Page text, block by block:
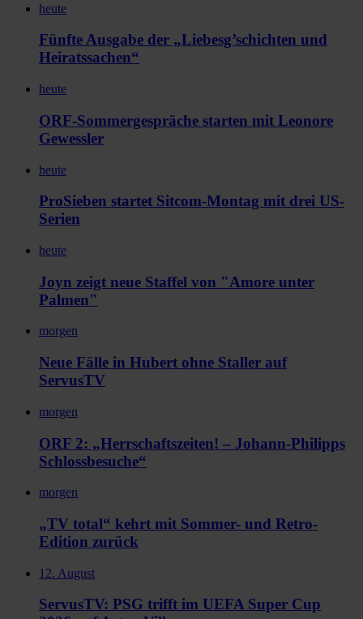
heute
Fünfte Ausgabe der „Liebesg’schichten und
Heiratssachen“
heute
ORF-Sommergespräche starten mit Leonore
Gewessler
heute
ProSieben startet Sitcom-Montag mit drei US-
Serien
heute
Joyn zeigt neue Staffel von "Amore unter
Palmen"
morgen
Neue Fälle in Hubert ohne Staller auf
ServusTV
morgen
ORF 2: „Herrschaftszeiten! – Johann-Philipps
Schlossbesuche“
morgen
„TV total“ kehrt mit Sommer- und Retro-
Edition zurück
12. August
ServusTV: PSG trifft im UEFA Super Cup